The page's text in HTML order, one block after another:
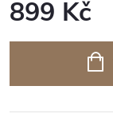
899 Kč